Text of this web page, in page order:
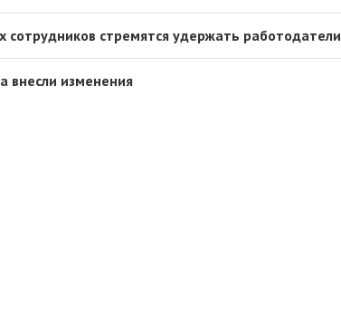
сотрудников стремятся удержать работодатели
внесли изменения